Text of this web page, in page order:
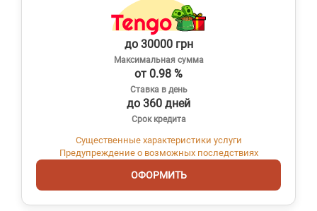
до 30000 грн
Максимальная сумма
от 0.98 %
Ставка в день
до 360 дней
Срок кредита
Существенные характеристики услуги
Предупреждение о возможных последствиях
ОФОРМИТЬ